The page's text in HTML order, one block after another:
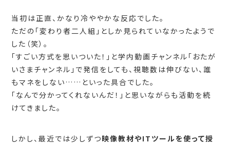
当初は正直、かなり冷ややかな反応でした。
ただの「変わり者二人組」としか見られていなかったようで
した（笑）。
「すごい方式を思いついた！」と学内動画チャンネル「おたが
いさまチャンネル」で発信をしても、視聴数は伸びない、誰
もマネをしない……といった具合でした。
「なんで分かってくれないんだ！」と思いながらも活動を続
けてきました。
しかし、最近では少しずつ映像教材やITツールを使って授